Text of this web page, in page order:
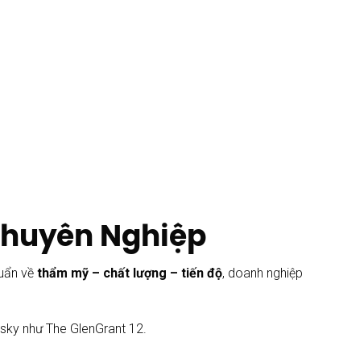
Nghiệp
về thẩm mỹ – chất lượng – tiến độ, doanh nghiệp
như The GlenGrant 12.